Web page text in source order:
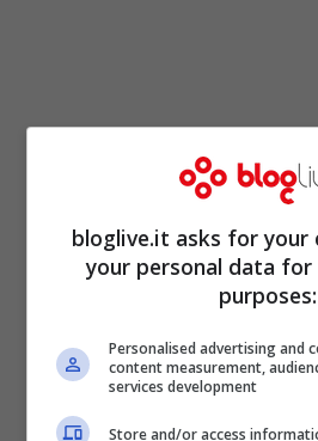
bloglive.it asks for your
your personal data
purposes:
Personalised advertising and
content measurement,
services development
Store and/or access